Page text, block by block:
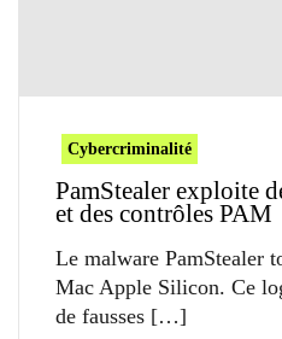
Cybercriminalité
PamStealer exploite
et des contrôles PAM
Le malware PamStealer
Mac Apple Silicon. Ce
de fausses